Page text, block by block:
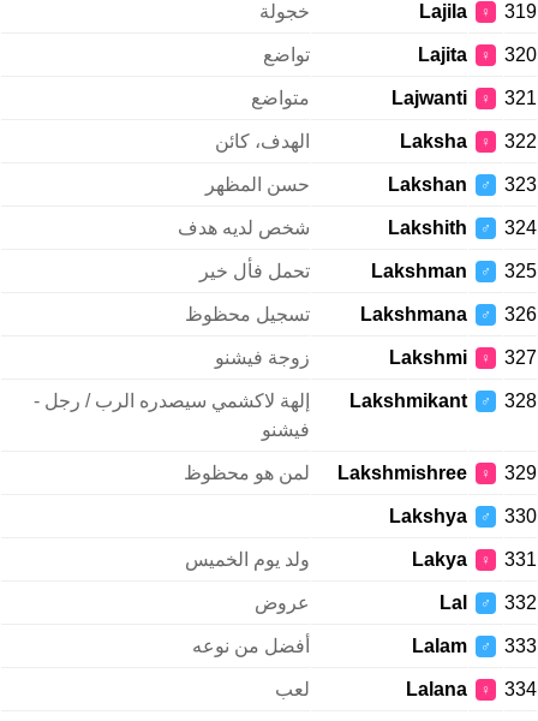
319
♀
Lajila خجولة
320
♀
Lajita تواضع
321
♀
Lajwanti متواضع
322
♀
Laksha الهدف، كائن
323
♂
Lakshan حسن المظهر
324
♂
Lakshith شخص لديه هدف
325
♂
Lakshman تحمل فأل خير
326
♂
Lakshmana تسجيل محظوظ
327
♀
Lakshmi زوجة فيشنو
328
♂
Lakshmikant
إلهة لاكشمي سيصدره الرب / رجل -
فيشنو
329
♀
Lakshmishree لمن هو محظوظ
330
♂
Lakshya
331
♀
Lakya ولد يوم الخميس
332
♂
Lal عروض
333
♂
Lalam أفضل من نوعه
334
♀
Lalana لعب